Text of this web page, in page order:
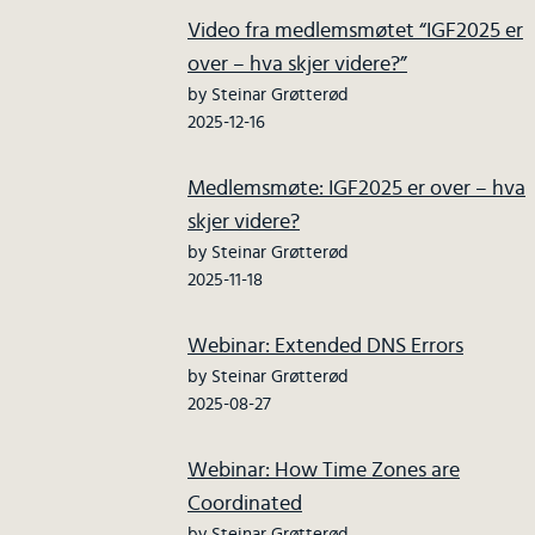
Video fra medlemsmøtet “IGF2025 er
over – hva skjer videre?”
by Steinar Grøtterød
2025-12-16
Medlemsmøte: IGF2025 er over – hva
skjer videre?
by Steinar Grøtterød
2025-11-18
Webinar: Extended DNS Errors
by Steinar Grøtterød
2025-08-27
Webinar: How Time Zones are
Coordinated